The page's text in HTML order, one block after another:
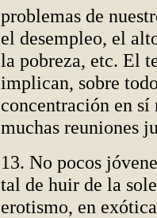
problemas de
el desempleo, el
la pobreza, etc. El
implican, sobre
concentración en
muchas reuniones
13. No pocos
tal de huir de la
erotismo, en